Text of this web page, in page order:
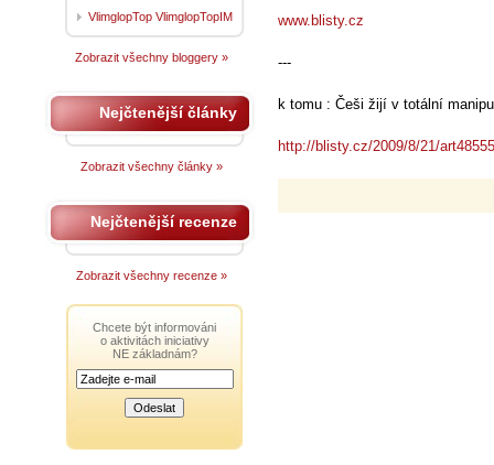
www.blisty.cz
---
k tomu : Češi žijí v totální
http://blisty.cz/2009/8/21/
VlimglopTop VlimglopTopIM
Zobrazit všechny bloggery »
Nejčtenější články
Zobrazit všechny články »
Nejčtenější recenze
Zobrazit všechny recenze »
Chcete být informováni
o aktivitách iniciativy
NE základnám?